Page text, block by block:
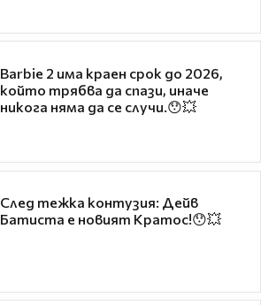
Barbie 2 има краен срок до 2026,
който трябва да спази, иначе
никога няма да се случи.😯💥
След тежка контузия: Дейв
Батиста е новият Кратос!😯💥